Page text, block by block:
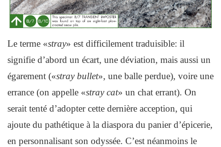
Le terme «stray» est difficilement traduisible: il
signifie d’abord un écart, une déviation, mais aussi un
égarement («stray bullet», une balle perdue), voire une
errance (on appelle «stray cat» un chat errant). On
serait tenté d’adopter cette dernière acception, qui
ajoute du pathétique à la diaspora du panier d’épicerie,
en personnalisant son odyssée. C’est néanmoins le